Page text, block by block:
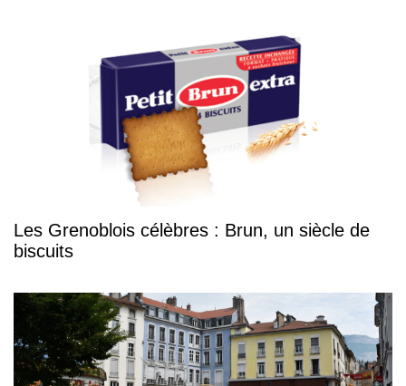
Les Grenoblois célèbres : Brun, un siècle de
biscuits